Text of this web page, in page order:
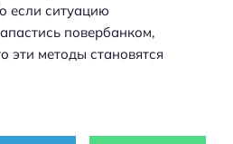
если ситуацию
повербанком,
эти методы становятся